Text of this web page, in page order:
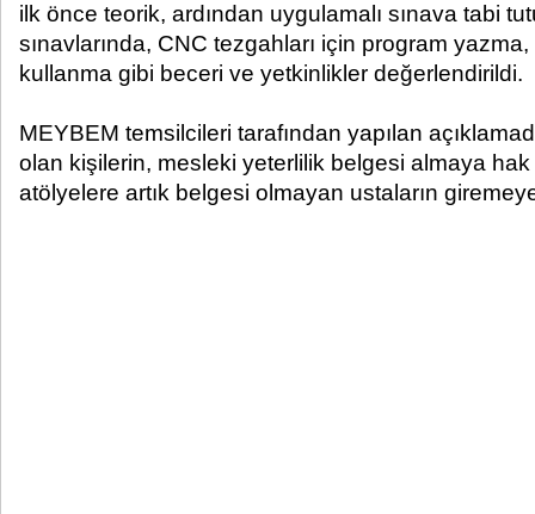
ilk önce teorik, ardından uygulamalı sınava tabi
sınavlarında, CNC tezgahları için program
kullanma gibi beceri ve yetkinlikler değerlendirildi.
MEYBEM temsilcileri tarafından yapılan
olan kişilerin, mesleki yeterlilik belgesi almaya
atölyelere artık belgesi olmayan ustaların